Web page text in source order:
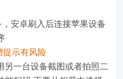
安卓刷入后连接苹果设备
示有风险
一台设备截图或者拍照二